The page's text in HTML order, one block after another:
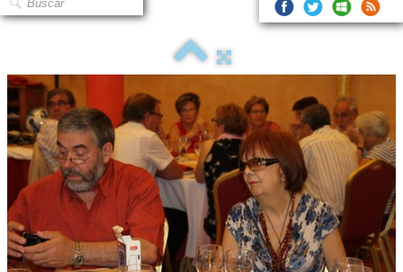
Que es la ARSA
Hacerse socio
Log diploma en Pdf
Fotos▼
Sistemas Digitales
Noticias de interés
Contacto